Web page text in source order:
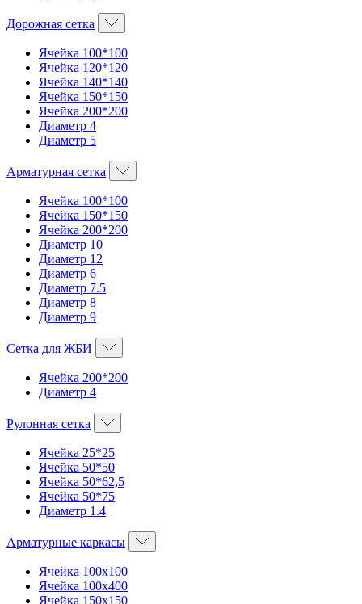
Дорожная сетка
Ячейка 100*100
Ячейка 120*120
Ячейка 140*140
Ячейка 150*150
Ячейка 200*200
Диаметр 4
Диаметр 5
Арматурная сетка
Ячейка 100*100
Ячейка 150*150
Ячейка 200*200
Диаметр 10
Диаметр 12
Диаметр 6
Диаметр 7.5
Диаметр 8
Диаметр 9
Сетка для ЖБИ
Ячейка 200*200
Диаметр 4
Рулонная сетка
Ячейка 25*25
Ячейка 50*50
Ячейка 50*62,5
Ячейка 50*75
Диаметр 1.4
Арматурные каркасы
Ячейка 100х100
Ячейка 100х400
Ячейка 150х150